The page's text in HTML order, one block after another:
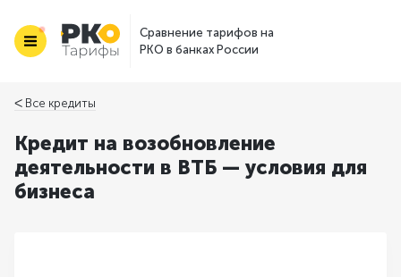
Сравнение тарифов на
РКО в банках России
ᐸ Все кредиты
Кредит на возобновление
деятельности в ВТБ — условия для
бизнеса